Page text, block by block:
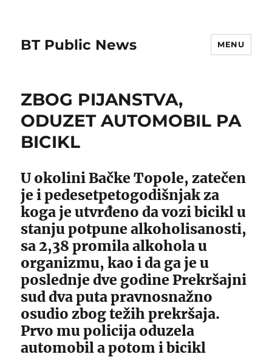
BT Public News MENU
ZBOG PIJANSTVA,
ODUZET AUTOMOBIL PA
BICIKL
U okolini Bačke Topole, zatečen
je i pedesetpetogodišnjak za
koga je utvrđeno da vozi bicikl u
stanju potpune alkoholisanosti,
sa 2,38 promila alkohola u
organizmu, kao i da ga je u
poslednje dve godine Prekršajni
sud dva puta pravnosnažno
osudio zbog težih prekršaja.
Prvo mu policija oduzela
automobil a potom i bicikl